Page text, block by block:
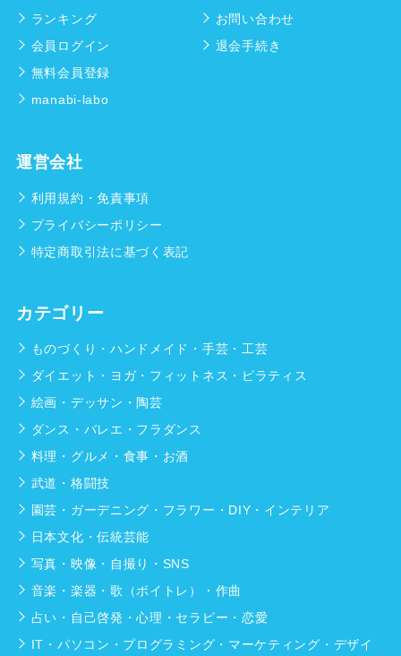
ランキング
会員ログイン
無料会員登録
manabi-labo
お問い合わせ
退会手続き
運営会社
利用規約・免責事項
プライバシーポリシー
特定商取引法に基づく表記
カテゴリー
ものづくり・ハンドメイド・手芸・工芸
ダイエット・ヨガ・フィットネス・ピラティス
絵画・デッサン・陶芸
ダンス・バレエ・フラダンス
料理・グルメ・食事・お酒
武道・格闘技
園芸・ガーデニング・フラワー・DIY・インテリア
日本文化・伝統芸能
写真・映像・自撮り・SNS
音楽・楽器・歌（ボイトレ）・作曲
占い・自己啓発・心理・セラピー・恋愛
IT・パソコン・プログラミング・マーケティング・デザイ